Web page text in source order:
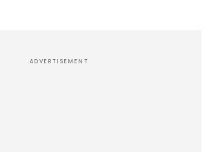
ADVERTISEMENT